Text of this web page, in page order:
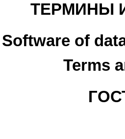
ТЕРМИНЫ
Software of
Terms